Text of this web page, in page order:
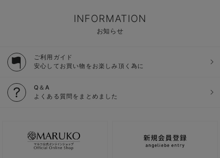
INFORMATION
お知らせ
ご利用ガイド
安心してお買い物をお楽しみ頂く為に
Q＆A
よくある質問をまとめました